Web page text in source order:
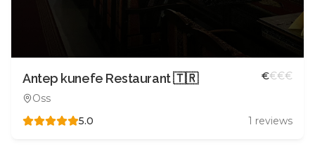
Antep kunefe Restaurant 🇹🇷
Oss
€€€€
5.0 1 reviews